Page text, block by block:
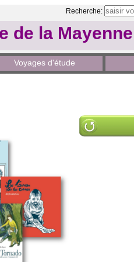
Recherche:
de la Mayenne
Voyages d'étude